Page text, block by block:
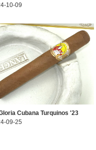
10-09
Cubana Turquinos '23
09-25